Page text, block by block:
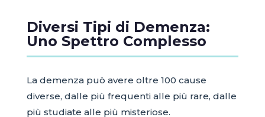
Diversi Tipi di Demenza:
Uno Spettro Complesso
La demenza può avere oltre 100 cause
diverse, dalle più frequenti alle più rare, dalle
più studiate alle più misteriose.